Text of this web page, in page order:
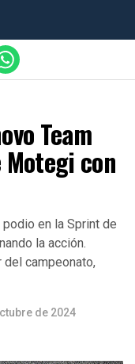
Team
con
en la Sprint de
la acción.
campeonato,
de 2024